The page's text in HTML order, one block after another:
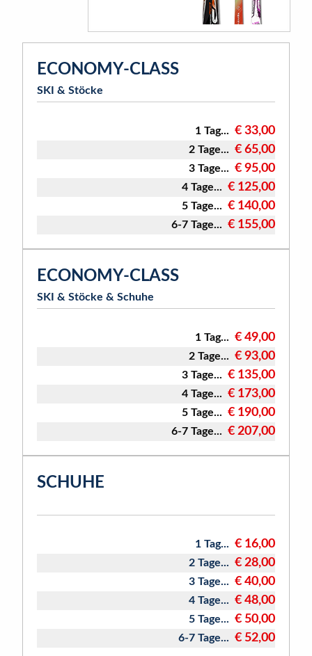
ECONOMY-CLASS
SKI & Stöcke
1 Tag... € 33,00
2 Tage... € 65,00
3 Tage... € 95,00
4 Tage... € 125,00
5 Tage... € 140,00
6-7 Tage... € 155,00
ECONOMY-CLASS
SKI & Stöcke & Schuhe
1 Tag... € 49,00
2 Tage... € 93,00
3 Tage... € 135,00
4 Tage... € 173,00
5 Tage... € 190,00
6-7 Tage... € 207,00
SCHUHE
1 Tag... € 16,00
2 Tage... € 28,00
3 Tage... € 40,00
4 Tage... € 48,00
5 Tage... € 50,00
6-7 Tage... € 52,00